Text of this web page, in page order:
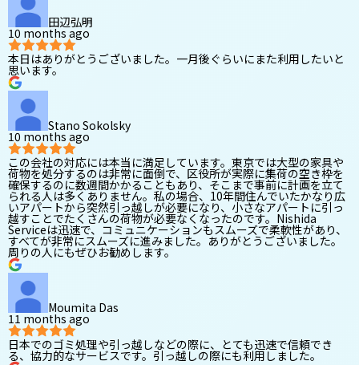
田辺弘明
10 months ago
本日はありがとうございました。一月後ぐらいにまた利用したいと
思います。
Stano Sokolsky
10 months ago
この会社の対応には本当に満足しています。東京では大型の家具や
荷物を処分するのは非常に面倒で、区役所が実際に集荷の空き枠を
確保するのに数週間かかることもあり、そこまで事前に計画を立て
られる人は多くありません。私の場合、10年間住んでいたかなり広
いアパートから突然引っ越しが必要になり、小さなアパートに引っ
越すことでたくさんの荷物が必要なくなったのです。Nishida
Serviceは迅速で、コミュニケーションもスムーズで柔軟性があり、
すべてが非常にスムーズに進みました。ありがとうございました。
周りの人にもぜひお勧めします。
Moumita Das
11 months ago
日本でのゴミ処理や引っ越しなどの際に、とても迅速で信頼でき
る、協力的なサービスです。引っ越しの際にも利用しました。